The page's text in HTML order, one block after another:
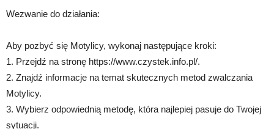
Wezwanie do działania:
Aby pozbyć się Motylicy, wykonaj następujące kroki:
1. Przejdź na stronę https://www.czystek.info.pl/.
2. Znajdź informacje na temat skutecznych metod zwalczania
Motylicy.
3. Wybierz odpowiednią metodę, która najlepiej pasuje do Twojej
sytuacji.